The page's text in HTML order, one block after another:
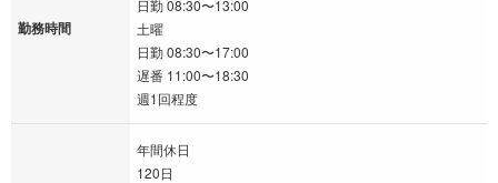
勤務時間
日勤 08:30〜13:00
土曜
日勤 08:30〜17:00
遅番 11:00〜18:30
週1回程度
年間休日
120日